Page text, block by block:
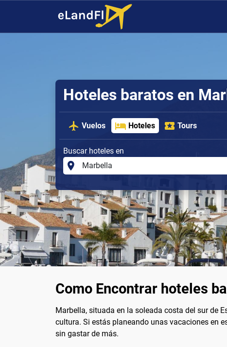
Hoteles baratos en
Vuelos Hoteles Tours
Buscar hoteles en
Como Encontrar hoteles
Marbella, situada en la soleada costa del sur de
cultura. Si estás planeando unas vacaciones en
sin gastar de más.